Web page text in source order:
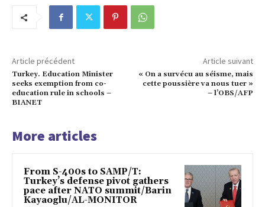
Article précédent
Turkey. Education Minister
seeks exemption from co-
education rule in schools –
BIANET
Article suivant
« On a survécu au séisme, mais
cette poussière va nous tuer »
– l’OBS/AFP
More articles
From S-400s to SAMP/T:
Turkey’s defense pivot gathers
pace after NATO summit/Barin
Kayaoglu/AL-MONITOR